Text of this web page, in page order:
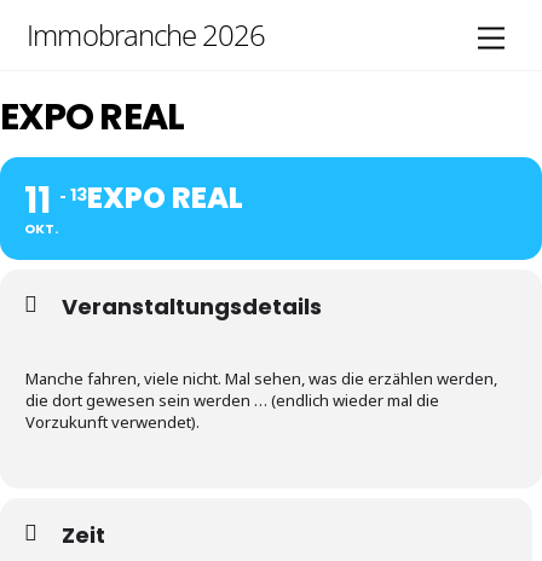
Immobranche 2026
EXPO REAL
11
OKT.
13EXPO REAL
Veranstaltungsdetails
Manche fahren, viele nicht. Mal sehen, was die erzählen werden,
die dort gewesen sein werden … (endlich wieder mal die
Vorzukunft verwendet).
Zeit